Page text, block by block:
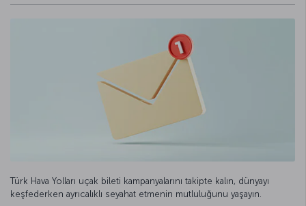
Türk Hava Yolları uçak bileti kampanyalarını takipte kalın, dünyayı
keşfederken ayrıcalıklı seyahat etmenin mutluluğunu yaşayın.